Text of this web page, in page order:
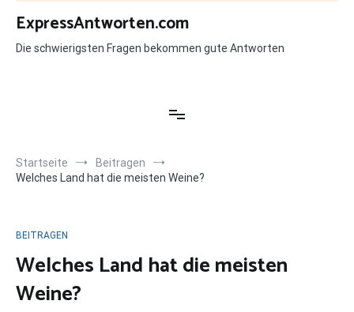
Zum
Inhalt
springen
ExpressAntworten.com
Die schwierigsten Fragen bekommen gute Antworten
Startseite
Beitragen
Welches Land hat die meisten Weine?
BEITRAGEN
Welches Land hat die meisten
Weine?